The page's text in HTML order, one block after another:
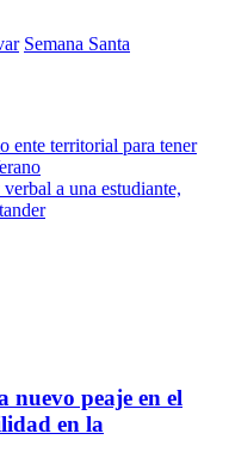
Semana Santa
ente territorial para tener
a una estudiante,
nuevo peaje en el
en la